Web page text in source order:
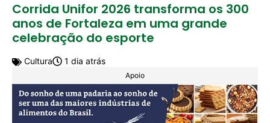
Corrida Unifor 2026 transforma os 300
anos de Fortaleza em uma grande
celebração do esporte
Cultura 1 dia atrás
Apoio